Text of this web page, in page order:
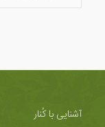
آشنایی با کُنار